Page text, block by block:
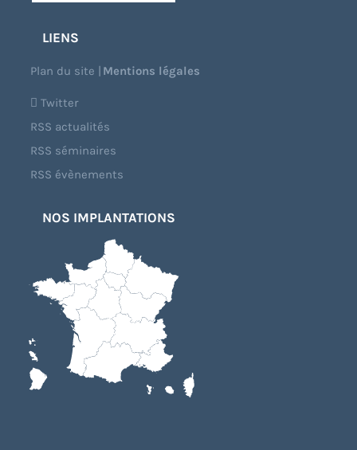
LIENS
Plan du site |Mentions légales
Twitter
RSS actualités
RSS séminaires
RSS évènements
NOS IMPLANTATIONS